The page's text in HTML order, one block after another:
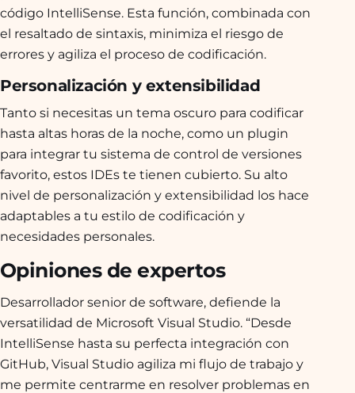
código IntelliSense. Esta función, combinada con
el resaltado de sintaxis, minimiza el riesgo de
errores y agiliza el proceso de codificación.
Personalización y extensibilidad
Tanto si necesitas un tema oscuro para codificar
hasta altas horas de la noche, como un plugin
para integrar tu sistema de control de versiones
favorito, estos IDEs te tienen cubierto. Su alto
nivel de personalización y extensibilidad los hace
adaptables a tu estilo de codificación y
necesidades personales.
Opiniones de expertos
Desarrollador senior de software, defiende la
versatilidad de Microsoft Visual Studio. “Desde
IntelliSense hasta su perfecta integración con
GitHub, Visual Studio agiliza mi flujo de trabajo y
me permite centrarme en resolver problemas en